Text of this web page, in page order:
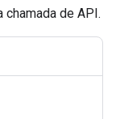
chamada de API.